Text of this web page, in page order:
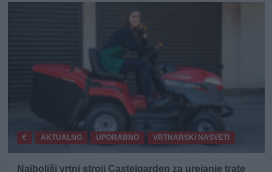
€ AKTUALNO UPORABNO VRTNARSKI NASVETI
Najboljši vrtni stroji Castelgarden za urejanje trate